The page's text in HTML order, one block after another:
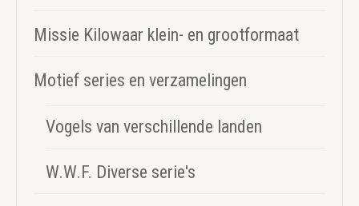
Missie Kilowaar klein- en grootformaat
Motief series en verzamelingen
Vogels van verschillende landen
W.W.F. Diverse serie's